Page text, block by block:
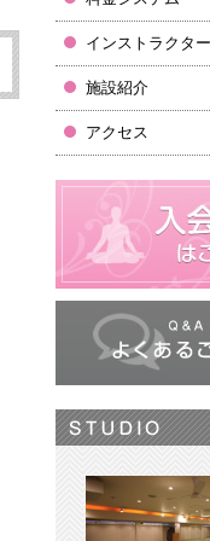
インストラクター
施設紹介
アクセス